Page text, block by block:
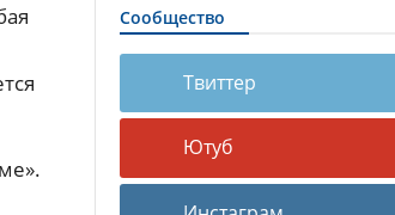
Сообщество
Твиттер
Ютуб